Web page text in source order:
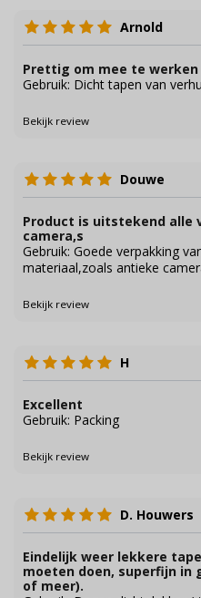
Arnold
Prettig om mee te werken
Gebruik: Dicht tapen van
Bekijk review
Douwe
Product is uitstekend alle
camera,s
Gebruik: Goede verpakking
materiaal,zoals antieke
Bekijk review
H
Excellent
Gebruik: Packing
Bekijk review
D. Houwers
Eindelijk weer lekkere
moeten doen, superfijn in
of meer).